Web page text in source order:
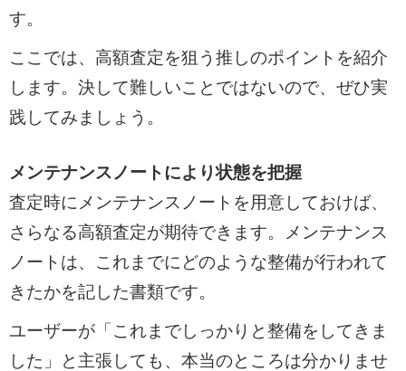
す。
ここでは、高額査定を狙う推しのポイントを紹介
します。決して難しいことではないので、ぜひ実
践してみましょう。
メンテナンスノートにより状態を把握
査定時にメンテナンスノートを用意しておけば、
さらなる高額査定が期待できます。メンテナンス
ノートは、これまでにどのような整備が行われて
きたかを記した書類です。
ユーザーが「これまでしっかりと整備をしてきま
した」と主張しても、本当のところは分かりませ